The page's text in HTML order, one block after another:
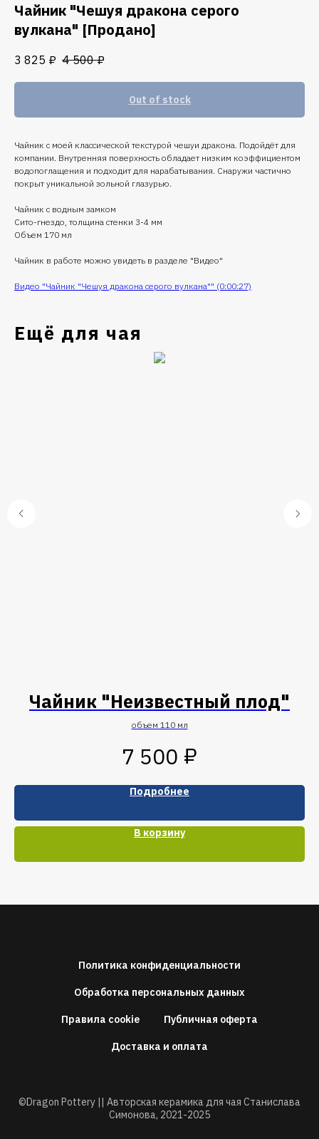
Чайник "Чешуя дракона серого
вулкана" [Продано]
3 825 ₽ 4 500 ₽
Out of stock
Чайник с моей классической текстурой чешуи дракона. Подойдёт для
компании. Внутренняя поверхность обладает низким коэффициентом
водопоглащения и подходит для нарабатывания. Снаружи частично
покрыт уникальной зольной глазурью.
Чайник с водным замком
Сито-гнездо, толщина стенки 3-4 мм
Объем 170 мл
Чайник в работе можно увидеть в разделе "Видео"
Видео "Чайник "Чешуя дракона серого вулкана"" (0:00:27)
Ещё для чая
Чайник "Неизвестный плод"
объем 110 мл
7 500 ₽
Подробнее
В корзину
Политика конфиденциальности
Обработка персональных данных
Правила cookie Публичная оферта
Доставка и оплата
©Dragon Pottery || Авторская керамика для чая Станислава
Симонова, 2021-2025